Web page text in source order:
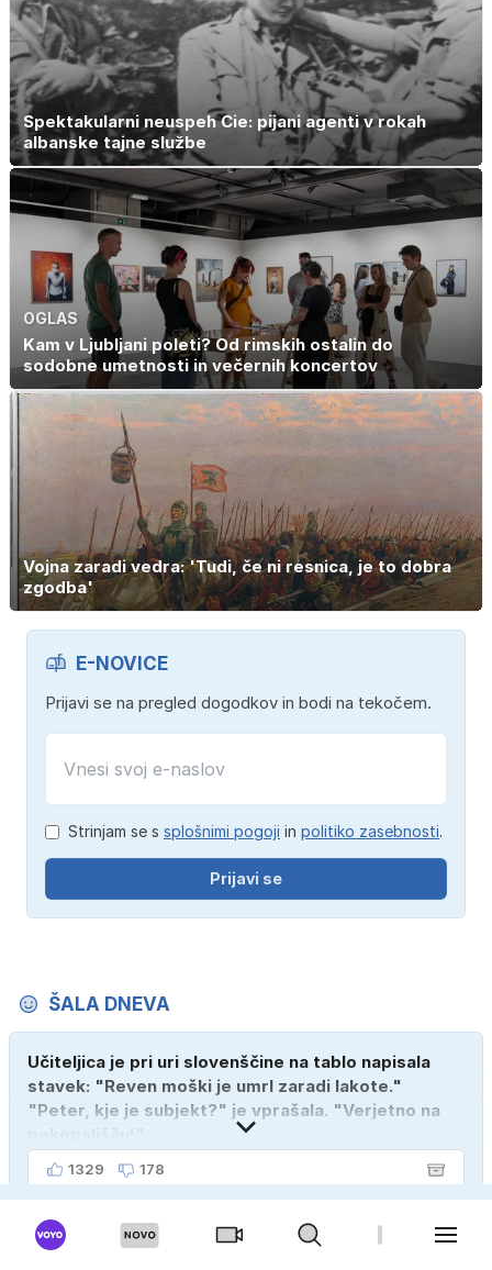
Spektakularni neuspeh Cie: pijani agenti v rokah
albanske tajne službe
OGLAS
Kam v Ljubljani poleti? Od rimskih ostalin do
sodobne umetnosti in večernih koncertov
Vojna zaradi vedra: 'Tudi, če ni resnica, je to dobra
zgodba'
E-NOVICE
Prijavi se na pregled dogodkov in bodi na tekočem.
Strinjam se s splošnimi pogoji in politiko zasebnosti.
Prijavi se
ŠALA DNEVA
Učiteljica je pri uri slovenščine na tablo napisala
stavek: "Reven moški je umrl zaradi lakote."
"Peter, kje je subjekt?" je vprašala. "Verjetno na
1329 178
ANKETA